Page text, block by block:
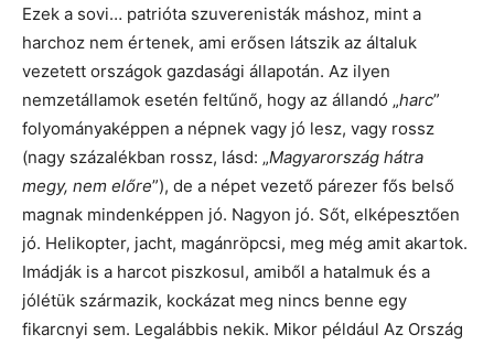
Ezek a sovi… patrióta szuverenisták máshoz, mint a
harchoz nem értenek, ami erősen látszik az általuk
vezetett országok gazdasági állapotán. Az ilyen
nemzetállamok esetén feltűnő, hogy az állandó „harc”
folyományaképpen a népnek vagy jó lesz, vagy rossz
(nagy százalékban rossz, lásd: „Magyarország hátra
megy, nem előre”), de a népet vezető párezer fős belső
magnak mindenképpen jó. Nagyon jó. Sőt, elképesztően
jó. Helikopter, jacht, magánröpcsi, meg még amit akartok.
Imádják is a harcot piszkosul, amiből a hatalmuk és a
jólétük származik, kockázat meg nincs benne egy
fikarcnyi sem. Legalábbis nekik. Mikor például Az Ország